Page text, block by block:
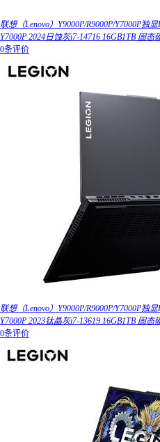
联想（Lenovo）Y9000P/R9000P/Y7000P独
Y7000P 2024日蚀灰i7-14716 16GB1TB 固态
0条评价
联想（Lenovo）Y9000P/R9000P/Y7000P独
Y7000P 2023钛晶灰i7-13619 16GB1TB 固态
0条评价